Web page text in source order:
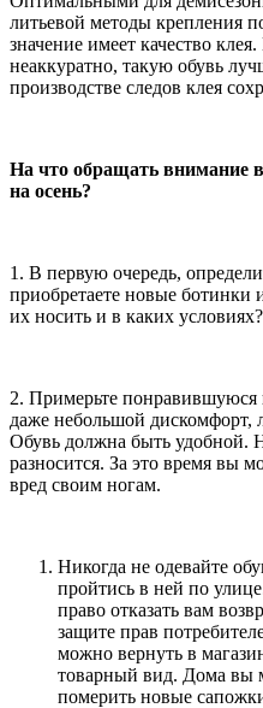
литьевой методы крепления
значение имеет качество
неаккуратно, такую обувь
производстве следов клея
На что обращать внимание
на осень?
1. В первую очередь,
приобретаете новые ботинки
их носить и в каких условиях?
2. Примерьте понравившуюся
даже небольшой дискомфорт,
Обувь должна быть удобной.
разносится. За это время вы
вред своим ногам.
Никогда не одевайте
пройтись в ней по
право отказать вам
защите прав
можно вернуть в
товарный вид. Дома вы
померить новые